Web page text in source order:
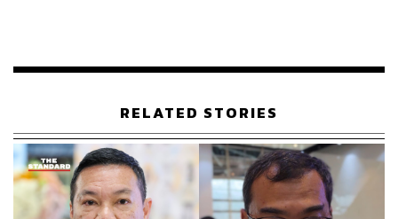
คุ้มครองอำนาจของ สว. จนกว่าจะครบวาระ 5 ปี ในร่างของ
พรรคภูมิใจไทยได้พิจารณาเรื่องนี้หรือไม่ นิกรกล่าวว่า จะ
ต้องมีการพูดคุยกันในชั้นกรรมาธิการว่าจะมีความคิดเห็น
อย่างไร
RELATED STORIES